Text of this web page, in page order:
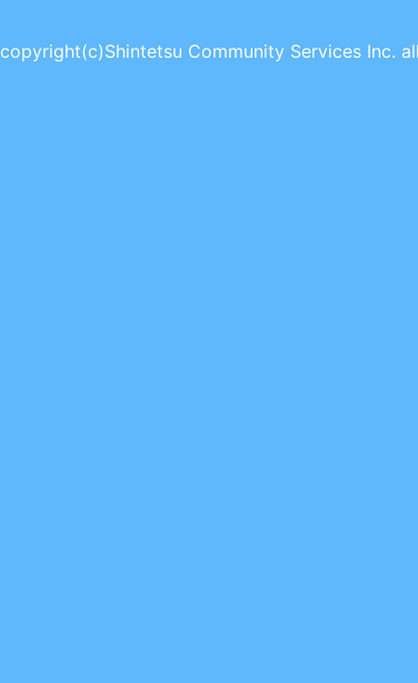
copyright(c)Shintetsu Community Services Inc.